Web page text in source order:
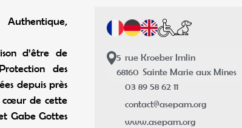
Authentique,
d’être de
des
depuis près
cœur de cette
Gabe Gottes
5 rue Kroeber Imlin
68160 Sainte Marie aux Mines
03 89 58 62 11
contact@asepam.org
www.asepam.org